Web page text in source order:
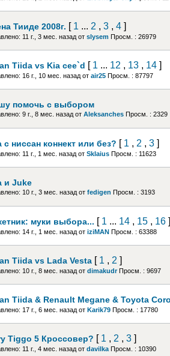
Тииде 2008г. [ 1 ... 2 , 3 , 4 ]
11 г., 3 мес. назад от slysem Просм. : 26979
Tiida vs Kia cee`d [ 1 ... 12 , 13 , 14 ]
16 г., 10 мес. назад от air25 Просм. : 87797
помочь с выбором
9 г., 8 мес. назад от Aleksanches Просм. : 2329
с ниссан коннект или без? [ 1 , 2 , 3 ]
11 г., 1 мес. назад от Sklaius Просм. : 11623
и Juke
10 г., 3 мес. назад от fedigen Просм. : 3193
муки выбора... [ 1 ... 14 , 15 , 16 ]
14 г., 1 мес. назад от iziMAN Просм. : 63388
Tiida vs Lada Vesta [ 1 , 2 ]
10 г., 8 мес. назад от dimakudr Просм. : 9697
Tiida & Renault Megane & Toyota
17 г., 6 мес. назад от Karik79 Просм. : 17780
Tiggo 5 Кроссовер? [ 1 , 2 , 3 ]
11 г., 4 мес. назад от davilka Просм. : 10390